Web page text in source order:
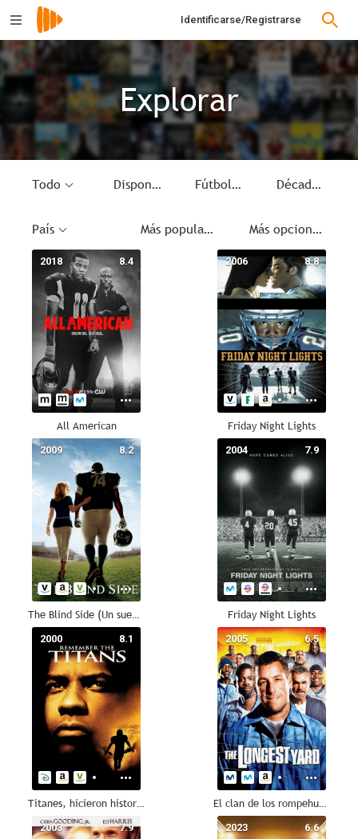
Identificarse/Registrarse
Explorar
Todo Disponible Fútbol americano Década
País Más populares Más opciones
8.4
2018
All American
8.8
2006
Friday Night Lights
8.2
2009
The Blind Side (Un sueño posible)
7.9
2004
Friday Night Lights
8.1
2000
Titanes, hicieron historia
6.5
2005
El clan de los rompehuesos
7.9
2003 6.6
2023